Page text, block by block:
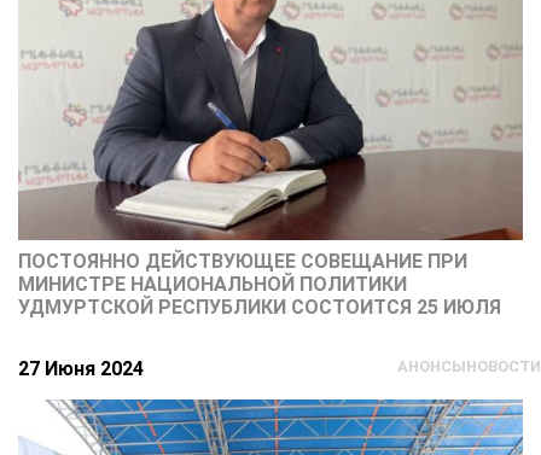
ПОСТОЯННО ДЕЙСТВУЮЩЕЕ СОВЕЩАНИЕ ПРИ
МИНИСТРЕ НАЦИОНАЛЬНОЙ ПОЛИТИКИ
УДМУРТСКОЙ РЕСПУБЛИКИ СОСТОИТСЯ 25 ИЮЛЯ
27 Июня 2024 АНОНСЫНОВОСТИ